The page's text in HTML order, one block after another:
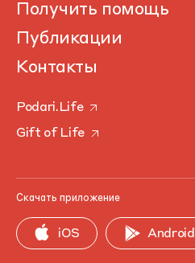
Получить помощь
Публикации
Контакты
Podari.Life
Gift of Life
Скачать приложение
iOS Android